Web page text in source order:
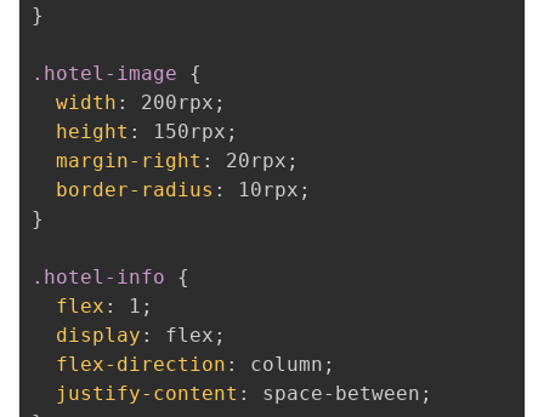
}
.hotel-image
{
width : 200rpx ;
height : 150rpx ;
margin-right : 20rpx ;
border-radius : 10rpx ;
}
.hotel-info
{
flex : 1 ;
display : flex ;
flex-direction : column ;
justify-content : space-between ;